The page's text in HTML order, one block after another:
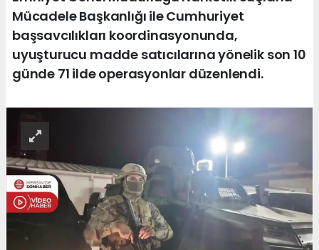
Mücadele Başkanlığı ile Cumhuriyet
başsavcılıkları koordinasyonunda,
uyuşturucu madde satıcılarına yönelik son 10
günde 71 ilde operasyonlar düzenlendi.